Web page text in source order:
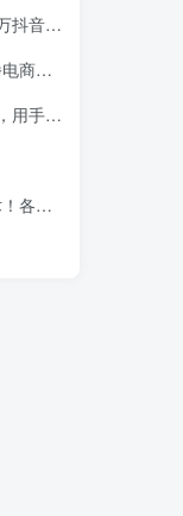
风口项目
利瓶颈
音教程
有！